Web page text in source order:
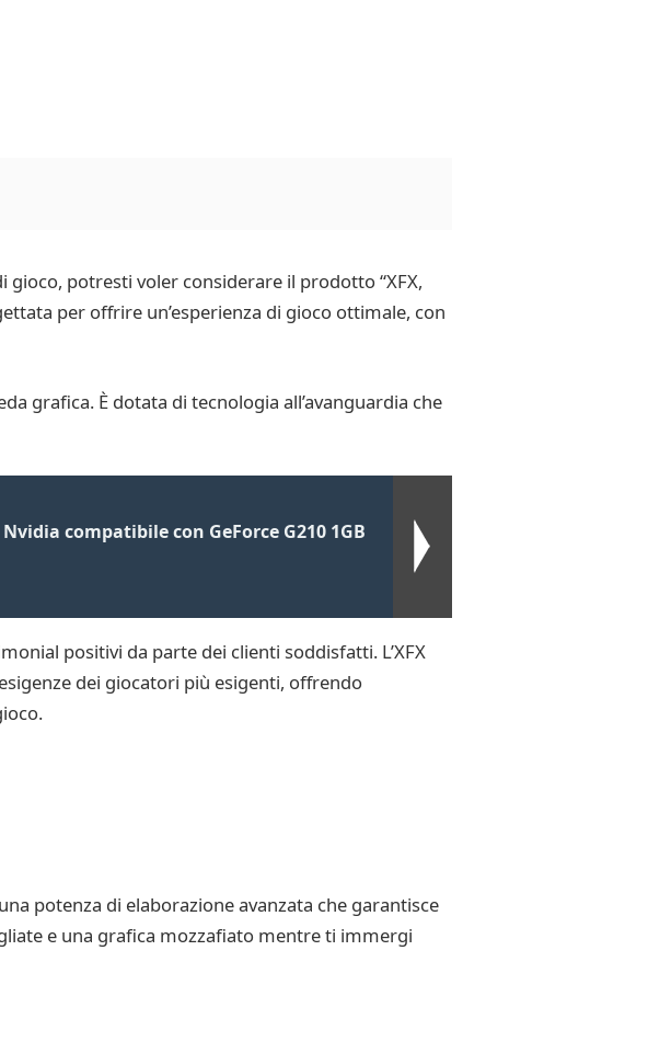
gioco, potresti voler considerare il prodotto “XFX,
per offrire un’esperienza di gioco ottimale, con
grafica. È dotata di tecnologia all’avanguardia che
compatibile con GeForce G210 1GB
positivi da parte dei clienti soddisfatti. L’XFX
esigenze dei giocatori più esigenti, offrendo
una potenza di elaborazione avanzata che garantisce
e una grafica mozzafiato mentre ti immergi